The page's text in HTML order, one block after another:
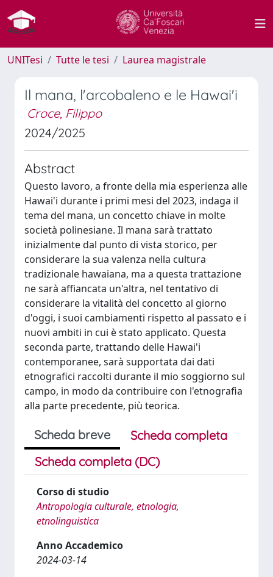
UNITesi Tutte le tesi Laurea magistrale
Il mana, l'arcobaleno e le Hawai'i
Croce, Filippo
2024/2025
Abstract
Questo lavoro, a fronte della mia esperienza alle
Hawai'i durante i primi mesi del 2023, indaga il
tema del mana, un concetto chiave in molte
società polinesiane. Il mana sarà trattato
inizialmente dal punto di vista storico, per
considerare la sua valenza nella cultura
tradizionale hawaiana, ma a questa trattazione
ne sarà affiancata un'altra, nel tentativo di
considerare la vitalità del concetto al giorno
d'oggi, i suoi cambiamenti rispetto al passato e i
nuovi ambiti in cui è stato applicato. Questa
seconda parte, trattando delle Hawai'i
contemporanee, sarà supportata dai dati
etnografici raccolti durante il mio soggiorno sul
campo, in modo da contribuire con l'etnografia
alla parte precedente, più teorica.
Scheda breve
Scheda completa
Scheda completa (DC)
Corso di studio
Antropologia culturale, etnologia,
etnolinguistica
Anno Accademico
2024-03-14